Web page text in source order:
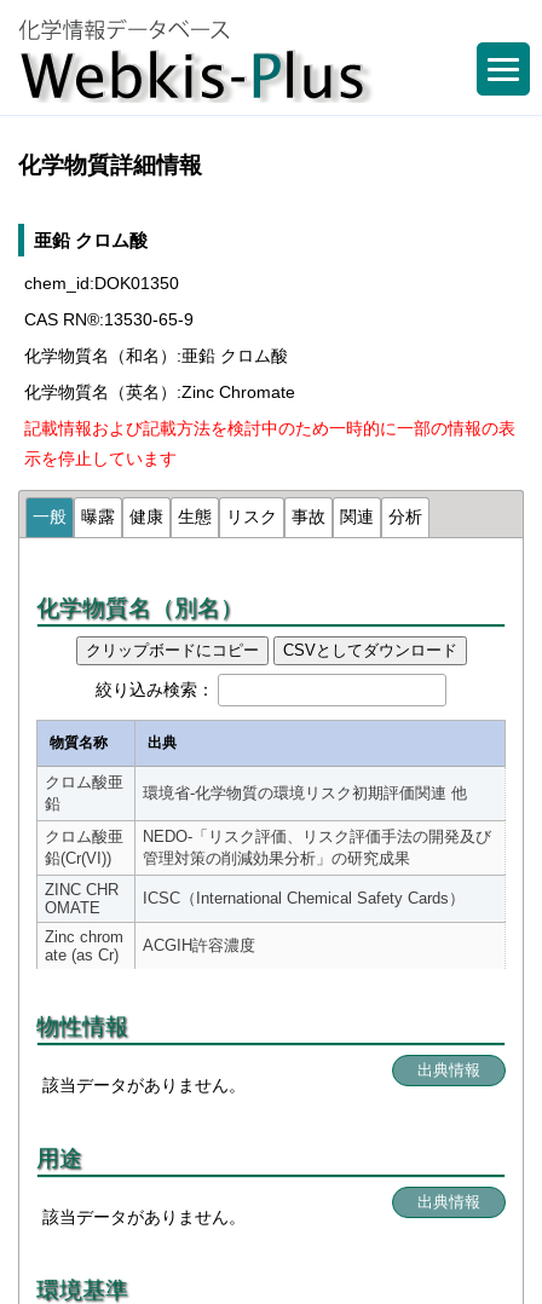
化学物質詳細情報
亜鉛 クロム酸
chem_id:DOK01350
CAS RN®:13530-65-9
化学物質名（和名）:亜鉛 クロム酸
化学物質名（英名）:Zinc Chromate
記載情報および記載方法を検討中のため一時的に一部の情報の表
示を停止しています
一般 曝露 健康 生態 リスク 事故 関連 分析
化学物質名（別名）
クリップボードにコピー CSVとしてダウンロード
絞り込み検索：
物質名称 出典
クロム酸亜
鉛
環境省-化学物質の環境リスク初期評価関連 他
クロム酸亜
鉛(Cr(VI))
NEDO-「リスク評価、リスク評価手法の開発及び
管理対策の削減効果分析」の研究成果
ZINC CHR
OMATE
ICSC（International Chemical Safety Cards）
Zinc chrom
ate (as Cr)
ACGIH許容濃度
物性情報
出典情報
該当データがありません。
用途
出典情報
該当データがありません。
環境基準